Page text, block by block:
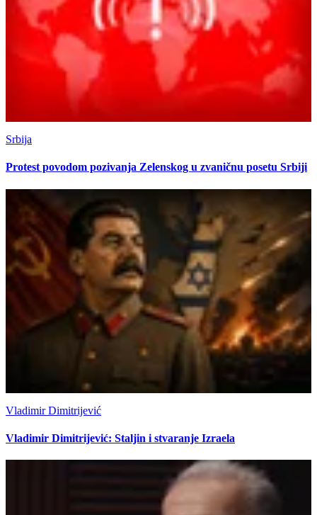
Srbija
Protest povodom pozivanja Zelenskog u zvaničnu posetu Srbiji
Vladimir Dimitrijević
Vladimir Dimitrijević: Staljin i stvaranje Izraela